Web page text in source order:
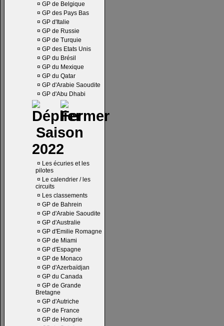
¤ GP de Belgique
¤ GP des Pays Bas
¤ GP d'Italie
¤ GP de Russie
¤ GP de Turquie
¤ GP des Etats Unis
¤ GP du Brésil
¤ GP du Mexique
¤ GP du Qatar
¤ GP d'Arabie Saoudite
¤ GP d'Abu Dhabi
Saison
2022
¤ Les écuries et les
pilotes
¤ Le calendrier / les
circuits
¤ Les classements
¤ GP de Bahrein
¤ GP d'Arabie Saoudite
¤ GP d'Australie
¤ GP d'Emilie Romagne
¤ GP de Miami
¤ GP d'Espagne
¤ GP de Monaco
¤ GP d'Azerbaïdjan
¤ GP du Canada
¤ GP de Grande
Bretagne
¤ GP d'Autriche
¤ GP de France
¤ GP de Hongrie